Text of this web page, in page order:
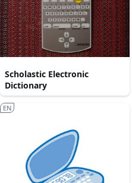
Scholastic Electronic
Dictionary
EN